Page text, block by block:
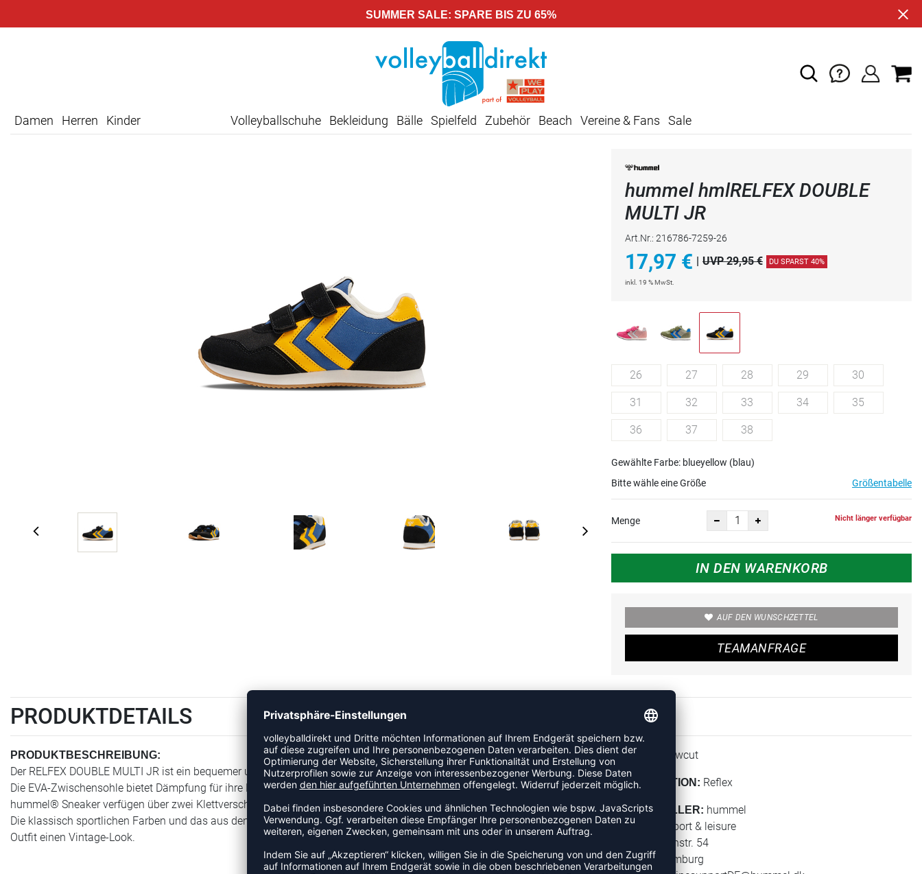
SUMMER SALE: SPARE BIS ZU 65%
Damen Herren Kinder Volleyballschuhe Bekleidung Bälle Spielfeld Zubehör Beach Vereine & Fans Sale
hummel hmlRELFEX DOUBLE
MULTI JR
Art.Nr.: 216786-7259-26
17,97 € UVP 29,95 € DU SPARST 40%
inkl. 19 % MwSt.
26 27 28 29 30
31 32 33 34 35
36 37 38
Gewählte Farbe: blueyellow (blau)
Bitte wähle eine Größe
Größentabelle
Menge Nicht länger verfügbar
IN DEN WARENKORB
AUF DEN WUNSCHZETTEL
TEAMANFRAGE
PRODUKTDETAILS
PRODUKTBESCHREIBUNG:
Der RELFEX DOUBLE MULTI JR ist ein bequemer und praktische Sneaker, der super bei kleinen Entdecker*innen ankommt.
Die EVA-Zwischensohle bietet Dämpfung für ihre Füße, während die TPR-Laufsohle für hervorragenden Halt sorgt. Diese
hummel® Sneaker verfügen über zwei Klettverschlüsse, sodass die Kleinen die Schuhe ganz leicht selbst anziehen können.
Die klassisch sportlichen Farben und das aus den Archiven der Laufschuhgeschichte inspirierte Design verleihen jedem
Outfit einen Vintage-Look.
HÖHE: Lowcut
KOLLEKTION: Reflex
HERSTELLER: hummel
hummel sport & leisure
Leverkusenstr. 54
22761 Hamburg